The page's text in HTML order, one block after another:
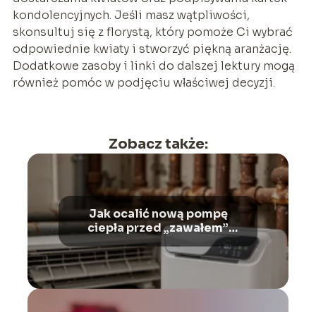
kondolencyjnych. Jeśli masz wątpliwości,
skonsultuj się z florystą, który pomoże Ci wybrać
odpowiednie kwiaty i stworzyć piękną aranżację.
Dodatkowe zasoby i linki do dalszej lektury mogą
również pomóc w podjęciu właściwej decyzji.
Zobacz także:
Jak ocalić nową pompę
ciepła przed „zawałem”
spowodowanym brudem ze
starych rur?